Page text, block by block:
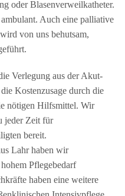
oder Blasenverweilkatheter.
Auch eine palliative
von uns behutsam,
Verlegung aus der Akut-
Kostenzusage durch die
nötigen Hilfsmittel. Wir
jeder Zeit für
bereit.
Lahr haben wir
Pflegebedarf
haben eine weitere